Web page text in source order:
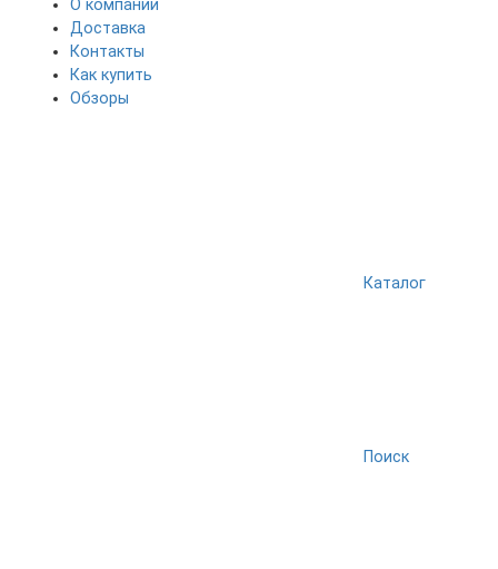
О компании
Доставка
Контакты
Как купить
Обзоры
Каталог
Поиск